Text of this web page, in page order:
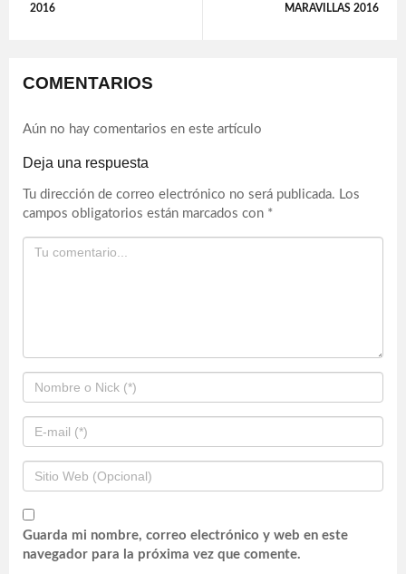
2016
MARAVILLAS 2016
COMENTARIOS
Aún no hay comentarios en este artículo
Deja una respuesta
Tu dirección de correo electrónico no será publicada. Los
campos obligatorios están marcados con *
Guarda mi nombre, correo electrónico y web en este
navegador para la próxima vez que comente.